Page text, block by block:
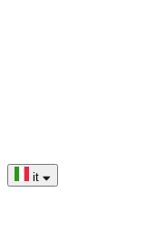
it